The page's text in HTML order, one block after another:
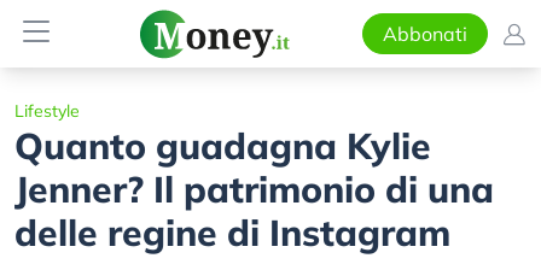
Abbonati
Lifestyle
Quanto guadagna Kylie
Jenner? Il patrimonio di una
delle regine di Instagram